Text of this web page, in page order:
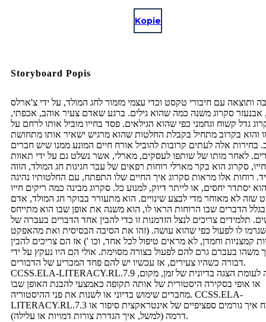
Kopie
Storyboard Popis
ותוצאה עם חיבורי טקסט וכדי עצמי מזמור לחג המולד, על ידי צ'ארלס
אבנעזר סקרוג משנה כמה שהוא גילים. ברגע שאדם צעיר אוהב, אכפתי,
גדל קשוח וגחמני כפי שהוא הגילאים. פסד בחייו מוביל אותו לרחם על
והוא בקרוב מתחיל בקבלת החלטות שהוא מרגיש ישאיר אותו מתחושת
בחירות אלה לעתים קרובות להוביל אורח חיים המונע ממנו שיש חברים
לאחר מותו של שותפו לעסקים, מארלי, אשר נשלט גם על ידי תאוות
סקרוג הוא בקר מארלי רוחות רפאים של עבר חגיגות חג המולד, הווה
רוחות אלו מראות סקרוג איך החיים שלו התפתח, עם החלטותיו נהיגה
יסתדר יחסים, או לייתר דיוק, למנוע כל. סקרוג מבינה כמה ריקים חייו
שזה לא מאוחר מדי לבצע שינויים. הוא מתעורר בבוקר חג המולד, אדם
הדברים שבו הרוחות הראו לו, הוא משנה את אופן שבו הוא מתייחס
תלמידים צריכים לנצל הזדמנות זו כדי להבין אחד הדברים בעברה של
לו לפעול כפי שהוא עושה. (זהו את הסיבה הבסיסית ואת מהאפקט
קמצניות וחמדן, לא מראים טיפול לכל אחד, וכו ') אז הם צריכים להבין
משהו בעברם גרם להם לפעול בצורה מסוימת. אולי הם היו נעקץ על ידי
דבורה כשהיו צעירים, אז עכשיו יש להם פחד המכריע של הדבורים.
CCSS.ELA-LITERACY.RL.7.9 השווה לעומת הצגה בדיונית של זמן, מקום,
או אופי בסקירה היסטורית של אותה תקופה כאמצעי להבנת האופן שבו
מחברים שימוש בדיוני או לשנות את פני ההיסטוריה. CCSS.ELA-
LITERACY.RL.7.3 לנתח איך גורמים ספציפיים של אינטראקצית סיפור או
דרמה (למשל, איך הגדרת צורות דמויות או עלילה).